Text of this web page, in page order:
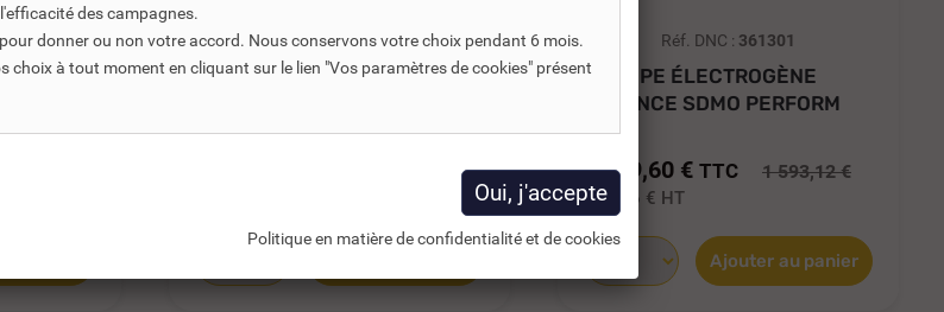
HX
Réf. DNC :361305
GROUPE ÉLECTROGÈNE
3000 XL C5...
Réf. DNC : 361301
GROUPE ÉLECTROGÈNE
ESSENCE SDMO PERFORM
4500 C5 4 KW...
1 019,60 € TTC 1 593,12 €
849,66 € HT
Ajouter au panier
des campagnes.
donner ou non votre accord. Nous conservons votre choix pendant 6 mois.
choix à tout moment en cliquant sur le lien "Vos paramètres de cookies" présent
Politique en matière de confidentialité et de cookies